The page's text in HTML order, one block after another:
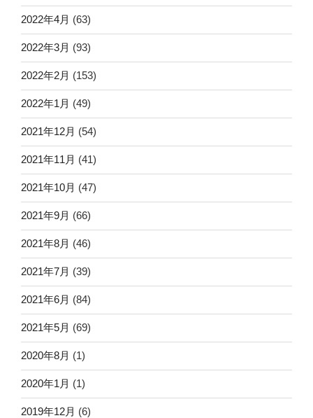
2022年4月 (63)
2022年3月 (93)
2022年2月 (153)
2022年1月 (49)
2021年12月 (54)
2021年11月 (41)
2021年10月 (47)
2021年9月 (66)
2021年8月 (46)
2021年7月 (39)
2021年6月 (84)
2021年5月 (69)
2020年8月 (1)
2020年1月 (1)
2019年12月 (6)